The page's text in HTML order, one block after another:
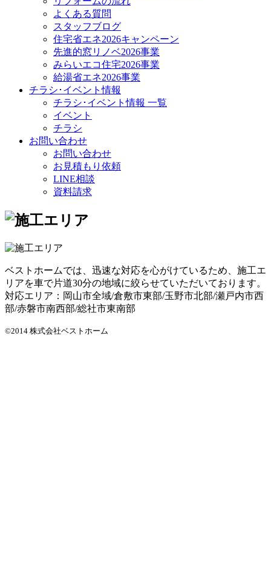
よくある質問
スタッフブログ
住宅省エネ2026キャンペーン
先進的窓リノベ2026事業
みらいエコ住宅2026事業
給湯省エネ2026事業
チラシ･イベント情報
チラシ･イベント情報 一覧
イベント
チラシ
お問い合わせ
お問い合わせ
お見積もり依頼
LINE相談
資料請求
ベストホームでは、迅速な対応を心がけているため、施工エ
リアを車で片道30分の地域に絞らせていただいております。
対応エリア：岡山市全域/倉敷市東部/玉野市北部/瀬戸内市西
部/赤磐市南西部/総社市東南部
©2014 株式会社ベストホーム